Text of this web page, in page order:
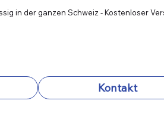
in der ganzen Schweiz - Kostenloser
Kontakt